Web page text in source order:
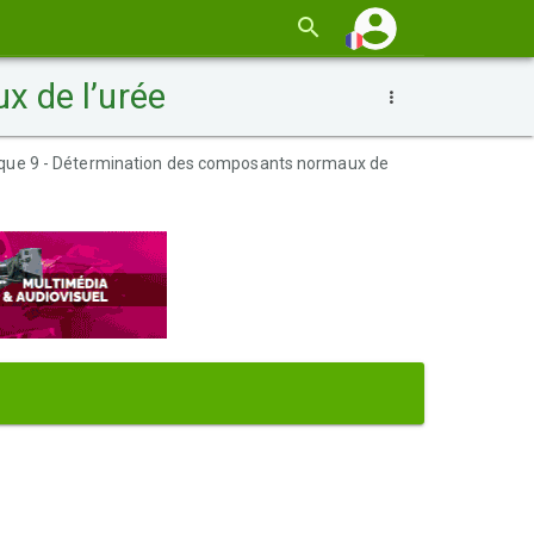
de l’urée
9 - Détermination des composants normaux de